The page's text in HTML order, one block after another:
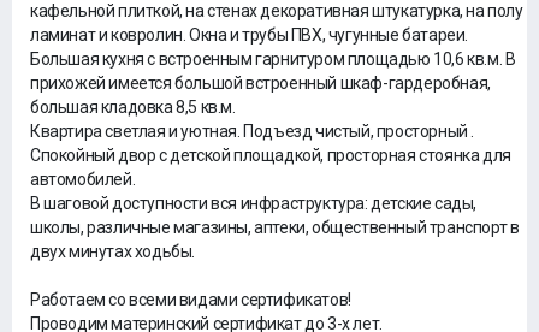
кафельной плиткой, на стенах декоративная штукатурка, на полу
ламинат и ковролин. Окна и трубы ПВХ, чугунные батареи.
Большая кухня с встроенным гарнитуром площадью 10,6 кв.м. В
прихожей имеется большой встроенный шкаф-гардеробная,
большая кладовка 8,5 кв.м.
Квартира светлая и уютная. Подъезд чистый, просторный .
Спокойный двор с детской площадкой, просторная стоянка для
автомобилей.
В шаговой доступности вся инфраструктура: детские сады,
школы, различные магазины, аптеки, общественный транспорт в
двух минутах ходьбы.
Работаем со всеми видами сертификатов!
Проводим материнский сертификат до 3-х лет.